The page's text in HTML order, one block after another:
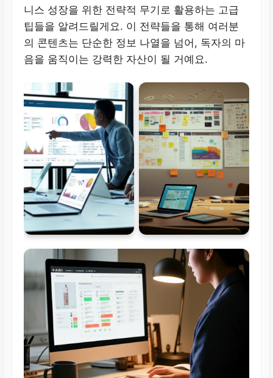
니스 성장을 위한 전략적 무기로 활용하는 고급
팁들을 알려드릴게요. 이 전략들을 통해 여러분
의 콘텐츠는 단순한 정보 나열을 넘어, 독자의 마
음을 움직이는 강력한 자산이 될 거예요.